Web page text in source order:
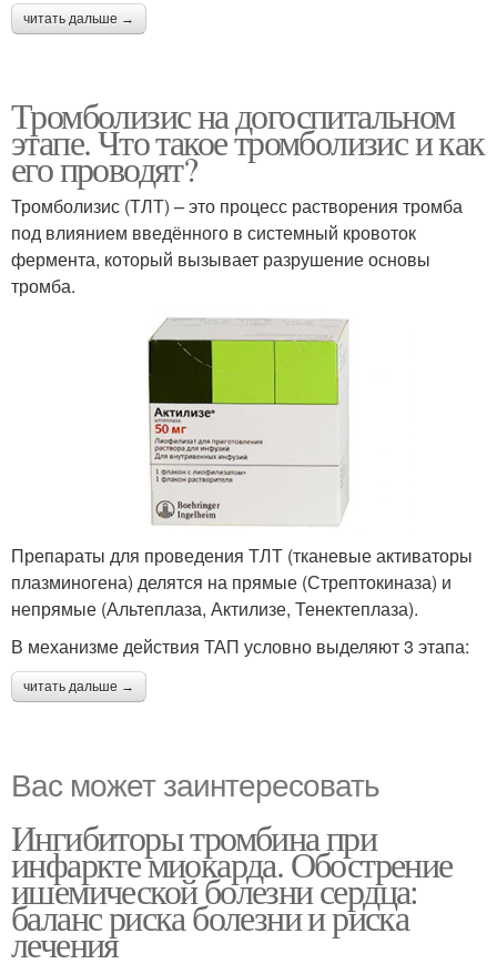
читать дальше →
Тромболизис на догоспитальном
этапе. Что такое тромболизис и как
его проводят?
Тромболизис (ТЛТ) – это процесс растворения тромба
под влиянием введённого в системный кровоток
фермента, который вызывает разрушение основы
тромба.
Препараты для проведения ТЛТ (тканевые активаторы
плазминогена) делятся на прямые (Стрептокиназа) и
непрямые (Альтеплаза, Актилизе, Тенектеплаза).
В механизме действия ТАП условно выделяют 3 этапа:
читать дальше →
Вас может заинтересовать
Ингибиторы тромбина при
инфаркте миокарда. Обострение
ишемической болезни сердца:
баланс риска болезни и риска
лечения